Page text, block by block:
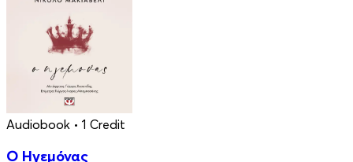
Audiobook • 1 Credit
Ο Ηγεμόνας